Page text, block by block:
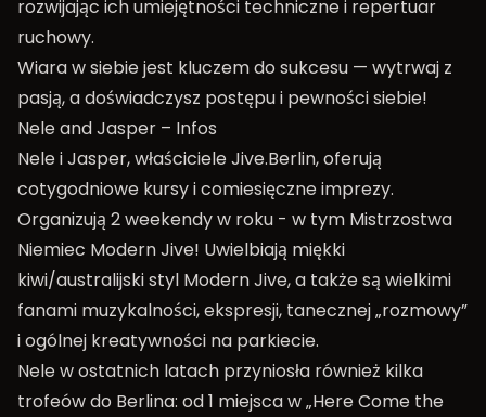
rozwijając ich umiejętności techniczne i repertuar
ruchowy.
Wiara w siebie jest kluczem do sukcesu — wytrwaj z
pasją, a doświadczysz postępu i pewności siebie!
Nele and Jasper – Infos
Nele i Jasper, właściciele Jive.Berlin, oferują
cotygodniowe kursy i comiesięczne imprezy.
Organizują 2 weekendy w roku - w tym Mistrzostwa
Niemiec Modern Jive! Uwielbiają miękki
kiwi/australijski styl Modern Jive, a także są wielkimi
fanami muzykalności, ekspresji, tanecznej „rozmowy”
i ogólnej kreatywności na parkiecie.
Nele w ostatnich latach przyniosła również kilka
trofeów do Berlina: od 1 miejsca w „Here Come the